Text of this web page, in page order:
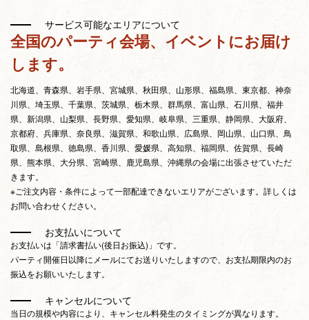
サービス可能なエリアについて
全国のパーティ会場、イベントにお届け
します。
北海道、青森県、岩手県、宮城県、秋田県、山形県、福島県、東京都、神奈
川県、埼玉県、千葉県、茨城県、栃木県、群馬県、富山県、石川県、福井
県、新潟県、山梨県、長野県、愛知県、岐阜県、三重県、静岡県、大阪府、
京都府、兵庫県、奈良県、滋賀県、和歌山県、広島県、岡山県、山口県、鳥
取県、島根県、徳島県、香川県、愛媛県、高知県、福岡県、佐賀県、長崎
県、熊本県、大分県、宮崎県、鹿児島県、沖縄県の会場に出張させていただ
きます。
※ご注文内容・条件によって一部配達できないエリアがございます。詳しくは
お問い合わせください。
お支払いについて
お支払いは「請求書払い(後日お振込)」です。
パーティ開催日以降にメールにてお送りいたしますので、お支払期限内のお
振込をお願いいたします。
キャンセルについて
当日の規模や内容により、キャンセル料発生のタイミングが異なります。